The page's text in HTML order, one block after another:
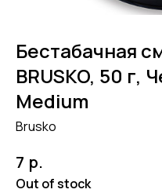
Бестабачная
BRUSKO, 50 г,
Medium
Brusko
7 р.
Out of stock